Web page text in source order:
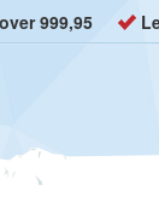
999,95